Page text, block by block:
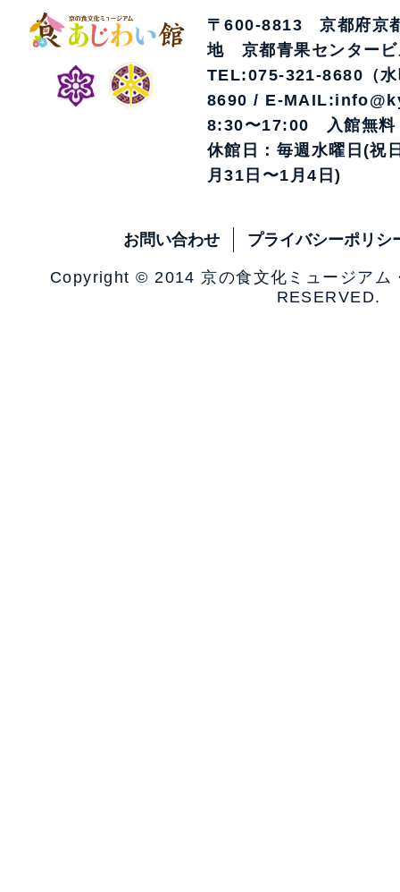
〒600-8813 京都府京
地 京都青果センタービ
TEL:075-321-8680（
8690 / E-
8:30〜17:00 入館無料
休館日：毎週水曜日(祝
月31日〜1月4日)
お問い合わせ プライバシーポリシ
Copyright © 2014 京の食文化ミュージア
RESERVED.